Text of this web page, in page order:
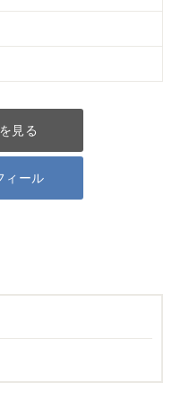
見る
ィール